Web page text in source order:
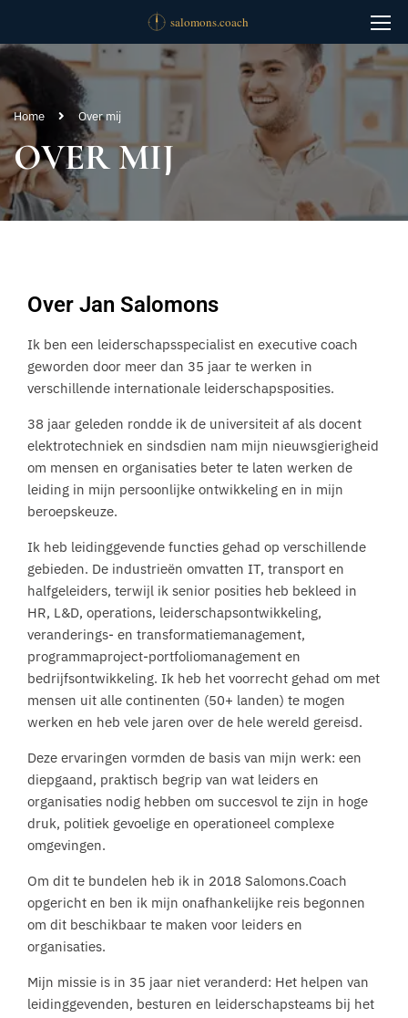
Home Over mij
OVER MIJ
Over Jan Salomons
Ik ben een leiderschapsspecialist en executive coach
geworden door meer dan 35 jaar te werken in
verschillende internationale leiderschapsposities.
38 jaar geleden rondde ik de universiteit af als docent
elektrotechniek en sindsdien nam mijn nieuwsgierigheid
om mensen en organisaties beter te laten werken de
leiding in mijn persoonlijke ontwikkeling en in mijn
beroepskeuze.
Ik heb leidinggevende functies gehad op verschillende
gebieden. De industrieën omvatten IT, transport en
halfgeleiders, terwijl ik senior posities heb bekleed in
HR, L&D, operations, leiderschapsontwikkeling,
veranderings- en transformatiemanagement,
programmaproject-portfoliomanagement en
bedrijfsontwikkeling. Ik heb het voorrecht gehad om met
mensen uit alle continenten (50+ landen) te mogen
werken en heb vele jaren over de hele wereld gereisd.
Deze ervaringen vormden de basis van mijn werk: een
diepgaand, praktisch begrip van wat leiders en
organisaties nodig hebben om succesvol te zijn in hoge
druk, politiek gevoelige en operationeel complexe
omgevingen.
Om dit te bundelen heb ik in 2018 Salomons.Coach
opgericht en ben ik mijn onafhankelijke reis begonnen
om dit beschikbaar te maken voor leiders en
organisaties.
Mijn missie is in 35 jaar niet veranderd: Het helpen van
leidinggevenden, besturen en leiderschapsteams bij het